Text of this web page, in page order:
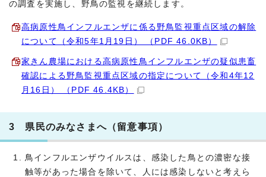
の調査を実施し、野鳥の監視を継続します。
高病原性鳥インフルエンザに係る野鳥監視重点区域の解除
について（令和5年1月19日） （PDF 46.0KB）
家きん農場における高病原性鳥インフルエンザの疑似患畜
確認による野鳥監視重点区域の指定について（令和4年12
月16日） （PDF 46.4KB）
3 県民のみなさまへ（留意事項）
鳥インフルエンザウイルスは、感染した鳥との濃密な接
触等があった場合を除いて、人には感染しないと考えら